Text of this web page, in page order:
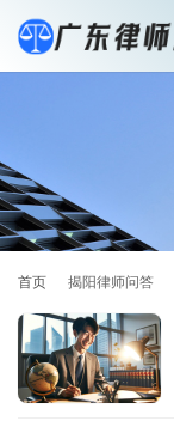
首页 揭阳律师问答